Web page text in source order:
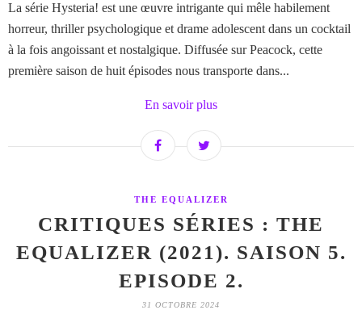
La série Hysteria! est une œuvre intrigante qui mêle habilement
horreur, thriller psychologique et drame adolescent dans un cocktail
à la fois angoissant et nostalgique. Diffusée sur Peacock, cette
première saison de huit épisodes nous transporte dans...
En savoir plus
THE EQUALIZER
CRITIQUES SÉRIES : THE
EQUALIZER (2021). SAISON 5.
EPISODE 2.
31 OCTOBRE 2024